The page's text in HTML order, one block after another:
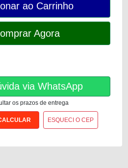
ao Carrinho
Agora
via WhatsApp
os prazos de entrega
ESQUECI O CEP